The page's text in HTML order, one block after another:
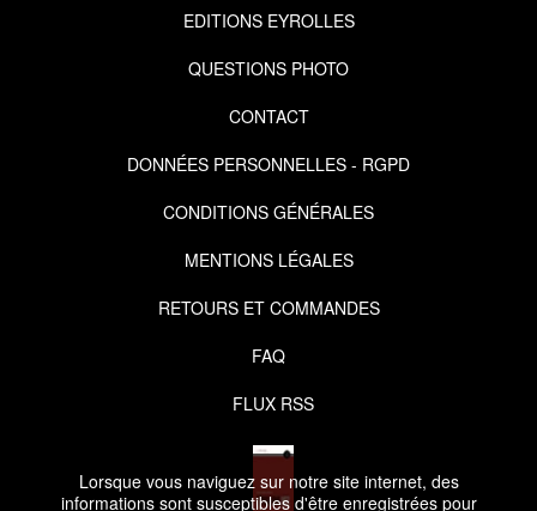
Lorsque vous naviguez sur notre site internet, des
informations sont susceptibles d'être enregistrées pour
EDITIONS EYROLLES
QUESTIONS PHOTO
CONTACT
DONNÉES PERSONNELLES - RGPD
CONDITIONS GÉNÉRALES
MENTIONS LÉGALES
RETOURS ET COMMANDES
FAQ
FLUX RSS